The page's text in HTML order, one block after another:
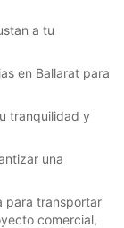
a tu
en Ballarat para
tranquilidad y
una
para transportar
comercial,